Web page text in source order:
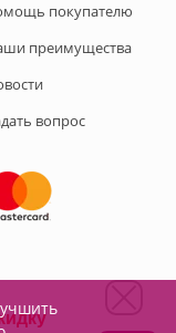
покупателю
преимущества
вопрос